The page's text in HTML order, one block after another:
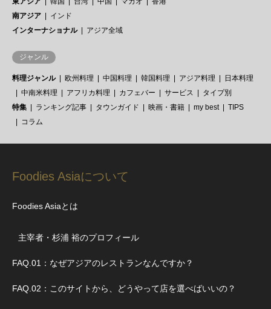
南アジア
インド
インターナショナル
アジア全域
ジャンル
料理ジャンル 欧州料理 中国料理 韓国料理 アジア料理
日本料理
中南米料理
アフリカ料理 カフェバー サービス
タイプ別
特集
ランキング記事 タウンガイド 映画・書籍 my best
TIPS
コラム
Foodies Asiaについて
Foodies Asiaとは
主宰者・杉浦 裕のプロフィール
FAQ.01：なぜアジアのレストランなんですか？
FAQ.02：このサイトから、どうやって店を選べばいいの？